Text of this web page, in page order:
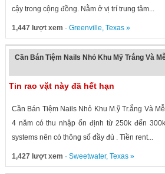
cậy trong cộng đồng. Nằm ở vị trí trung tâm...
1,447 lượt xem · Greenville, Texas»
Cần Bán Tiệm Nails Nhỏ Khu Mỹ Trắng Và
Tin rao vặt này đã hết hạn
Cần Bán Tiệm Nails Nhỏ Khu M.ỹ Tr.ắng Và
4 năm có thu nhập ổn định từ 250k đến
systems nên có thông số đầy đủ . Tiền rent...
1,427 lượt xem · Sweetwater, Texas»